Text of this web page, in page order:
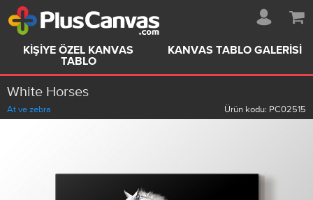
KIŞIYE ÖZEL KANVAS
TABLO
KANVAS TABLO GALERISI
White Horses
At ve zebra Ürün kodu: PC02515